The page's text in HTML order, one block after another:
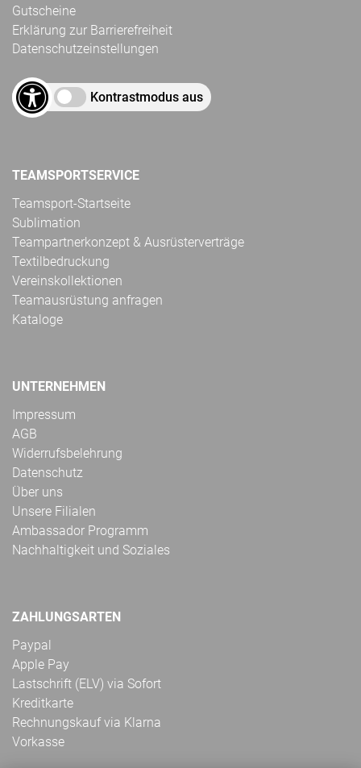
Gutscheine
Erklärung zur Barrierefreiheit
Datenschutzeinstellungen
Kontrastmodus aus
TEAMSPORTSERVICE
Teamsport-Startseite
Sublimation
Teampartnerkonzept & Ausrüsterverträge
Textilbedruckung
Vereinskollektionen
Teamausrüstung anfragen
Kataloge
UNTERNEHMEN
Impressum
AGB
Widerrufsbelehrung
Datenschutz
Über uns
Unsere Filialen
Ambassador Programm
Nachhaltigkeit und Soziales
ZAHLUNGSARTEN
Paypal
Apple Pay
Lastschrift (ELV) via Sofort
Kreditkarte
Rechnungskauf via Klarna
Vorkasse